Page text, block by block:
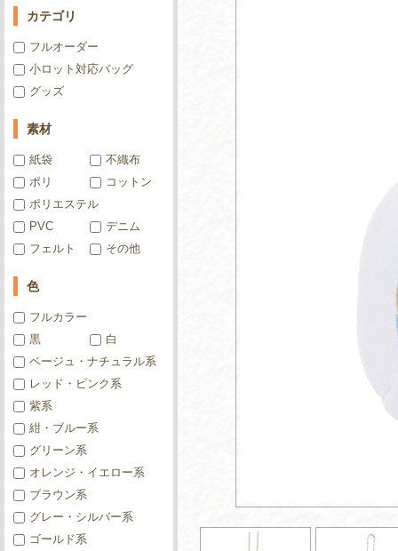
カテゴリ
フルオーダー
小ロット対応バッグ
グッズ
素材
紙袋
不織布
ポリ
コットン
ポリエステル
PVC
デニム
フェルト
その他
色
フルカラー
黒
白
ベージュ・ナチュラル系
レッド・ピンク系
紫系
紺・ブルー系
グリーン系
オレンジ・イエロー系
ブラウン系
グレー・シルバー系
ゴールド系